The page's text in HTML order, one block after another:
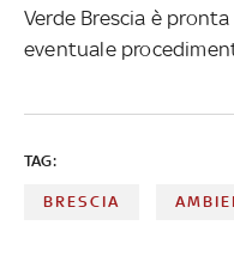
Verde Brescia è
eventuale
TAG:
BRESCIA